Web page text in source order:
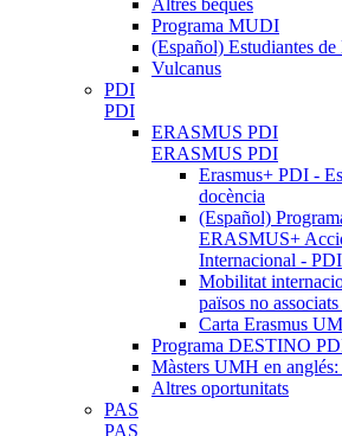
Programa MUDI
(Español) Estudiantes
Vulcanus
PDI
PDI
ERASMUS PDI
ERASMUS PDI
Erasmus+ PDI -
docència
(Español)
ERASMUS+
Internacional - PDI
Mobilitat
països no
Carta Erasmus
Programa DESTINO
Màsters UMH en
Altres oportunitats
PAS
PAS